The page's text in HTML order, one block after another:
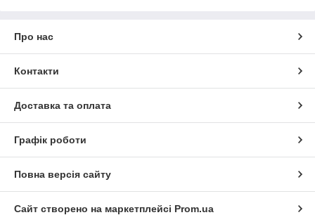
Про нас
Контакти
Доставка та оплата
Графік роботи
Повна версія сайту
Сайт створено на маркетплейсі Prom.ua